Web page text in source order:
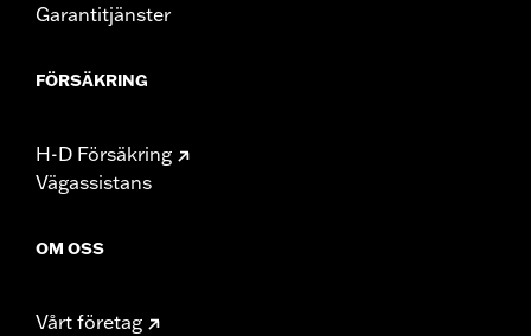
Garantitjänster
FÖRSÄKRING
H-D Försäkring
Vägassistans
OM OSS
Vårt företag